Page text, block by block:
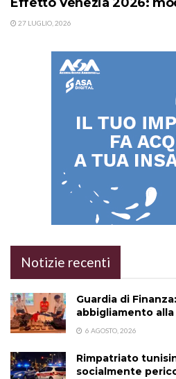
Effetto Venezia 2026:
27 LUGLIO, 2026
Notizie recenti
Guardia di
abbigliamento alla
6 AGOSTO, 2026
Rimpatriato
socialmente